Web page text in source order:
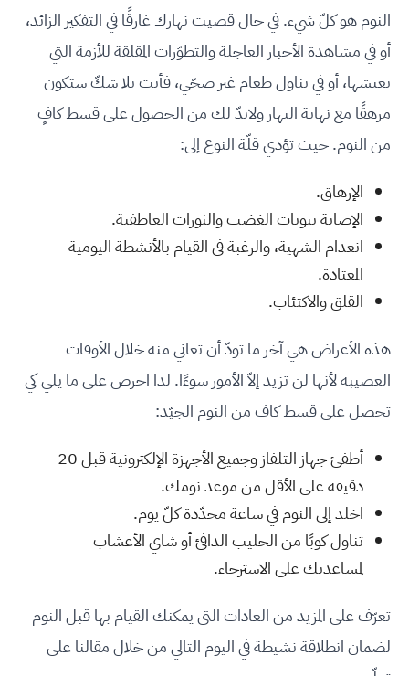
النوم هو كلّ شيء. في حال قضيت نهارك غارقًا في التفكير الزائد،
أو في مشاهدة الأخبار العاجلة والتطوّرات المقلقة للأزمة التي
تعيشها، أو في تناول طعام غير صحّي، فأنت بلا شكّ ستكون
مرهقًا مع نهاية النهار ولابدّ لك من الحصول على قسط كافٍ
من النوم. حيث تؤدي قلّة النوع إلى:
الإرهاق.
الإصابة بنوبات الغضب والثورات العاطفية.
انعدام الشهية، والرغبة في القيام بالأنشطة اليومية
المعتادة.
القلق والاكتئاب.
هذه الأعراض هي آخر ما تودّ أن تعاني منه خلال الأوقات
العصيبة لأنها لن تزيد إلاّ الأمور سوءًا. لذا احرص على ما يلي كي
تحصل على قسط كاف من النوم الجيّد:
أطفئ جهاز التلفاز وجميع الأجهزة الإلكترونية قبل 20
دقيقة على الأقل من موعد نومك.
اخلد إلى النوم في ساعة محدّدة كلّ يوم.
تناول كوبًا من الحليب الدافئ أو شاي الأعشاب
لمساعدتك على الاسترخاء.
تعرّف على المزيد من العادات التي يمكنك القيام بها قبل النوم
لضمان انطلاقة نشيطة في اليوم التالي من خلال مقالنا على